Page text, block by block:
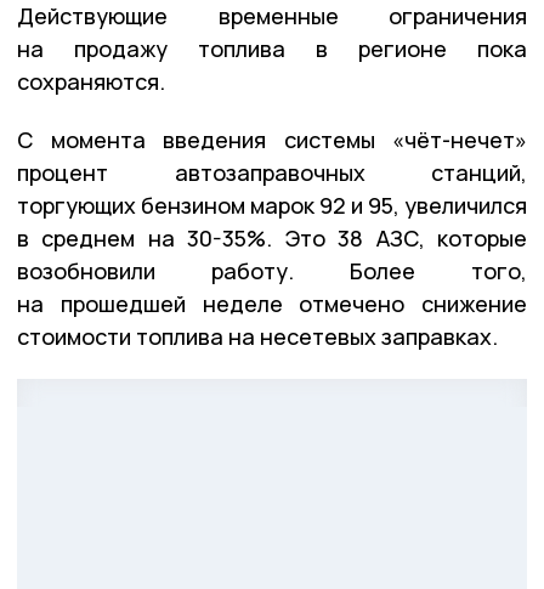
Действующие временные ограничения
на продажу топлива в регионе пока
сохраняются.
С момента введения системы «чёт-нечет»
процент автозаправочных станций,
торгующих бензином марок 92 и 95, увеличился
в среднем на 30-35%. Это 38 АЗС, которые
возобновили работу. Более того,
на прошедшей неделе отмечено снижение
стоимости топлива на несетевых заправках.